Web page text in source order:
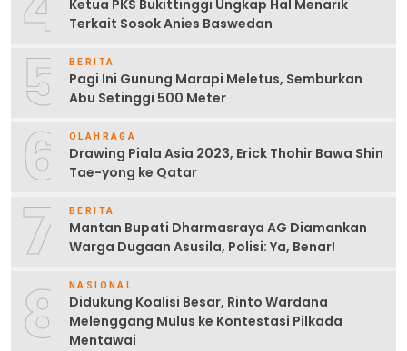
Ketua PKS Bukittinggi Ungkap Hal Menarik
Terkait Sosok Anies Baswedan
5 BERITA
Pagi Ini Gunung Marapi Meletus, Semburkan
Abu Setinggi 500 Meter
6 OLAHRAGA
Drawing Piala Asia 2023, Erick Thohir Bawa Shin
Tae-yong ke Qatar
7 BERITA
Mantan Bupati Dharmasraya AG Diamankan
Warga Dugaan Asusila, Polisi: Ya, Benar!
8 NASIONAL
Didukung Koalisi Besar, Rinto Wardana
Melenggang Mulus ke Kontestasi Pilkada
Mentawai